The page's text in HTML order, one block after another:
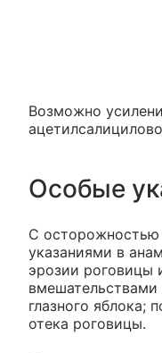
Возможно
Особые
С осторожностью
указаниями в
эрозии роговицы
глазного яблока;
отека роговицы.